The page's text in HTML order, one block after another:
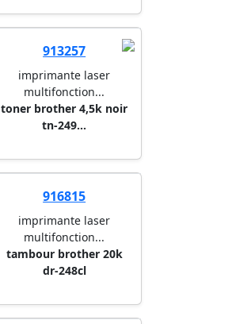
913257
imprimante laser
multifonction...
toner brother 4,5k noir
tn-249...
916815
imprimante laser
multifonction...
tambour brother 20k
dr-248cl